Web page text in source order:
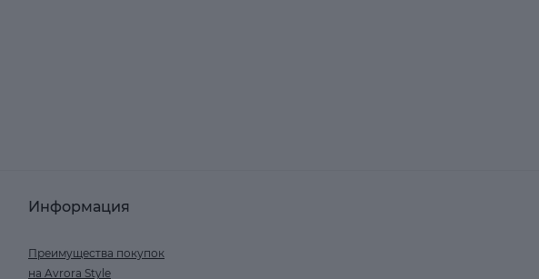
Информация
Преимущества покупок
на Avrora Style